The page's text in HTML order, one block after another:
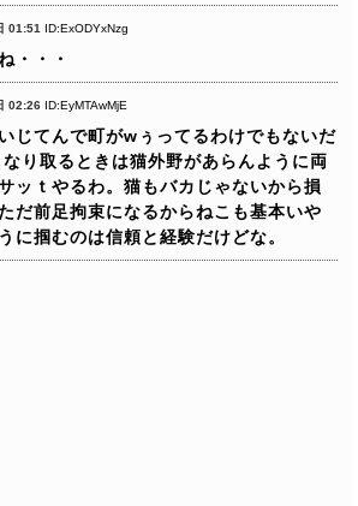
01:51 ID:ExODYxNzg
・・・
02:26 ID:EyMTAwMjE
じてんで町がwぅってるわけでもないだ
り取るときは猫外野があらんように両
ッｔやるわ。猫もバカじゃないから損
だ前足拘束になるからねこも基本いや
に掴むのは信頼と経験だけどな。